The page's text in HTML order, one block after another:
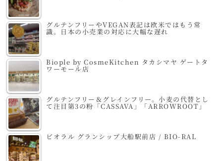
グルテンフリーやVEGAN表記は欧米ではもう常
識。日本の小売業の対応に大幅な遅れ
Biople by CosmeKitchen タカシマヤ ゲートタ
ワーモール店
グルテンフリー＆グレインフリー。小麦の代替とし
て注目第3の粉「CASSAVA」「ARROWROOT」
ビオラル グランシップ大船駅前店 / BIO-RAL